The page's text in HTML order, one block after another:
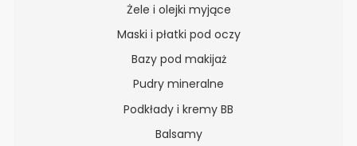
Żele i olejki myjące
Maski i płatki pod oczy
Bazy pod makijaż
Pudry mineralne
Podkłady i kremy BB
Balsamy